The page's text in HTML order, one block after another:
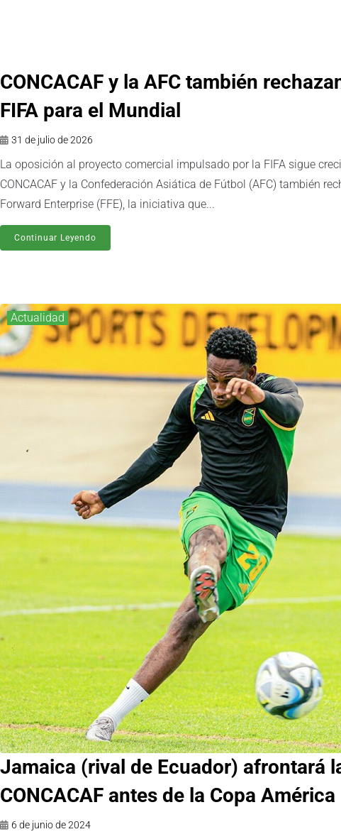
CONCACAF y la AFC también
FIFA para el Mundial
31 de julio de 2026
La oposición al proyecto comercial impulsado por la FIFA sigue
CONCACAF y la Confederación Asiática de Fútbol (AFC) también
Forward Enterprise (FFE), la iniciativa que...
Continuar Leyendo
Actualidad
Jamaica (rival de Ecuador) afrontará
CONCACAF antes de la Copa América
6 de junio de 2024